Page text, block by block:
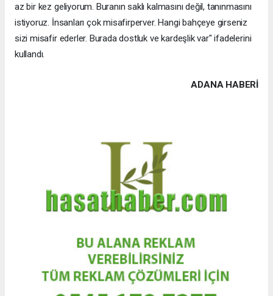
az bir kez geliyorum. Buranın saklı kalmasını değil, tanınmasını
istiyoruz. İnsanları çok misafirperver. Hangi bahçeye girseniz
sizi misafir ederler. Burada dostluk ve kardeşlik var" ifadelerini
kullandı.
ADANA HABERİ